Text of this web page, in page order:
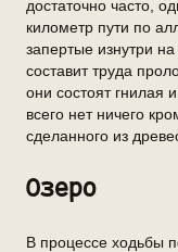
достаточно часто,
километр пути по
запертые изнутри
составит труда
они состоят гнилая
всего нет ничего
сделанного из
Озеро
В процессе ходьбы